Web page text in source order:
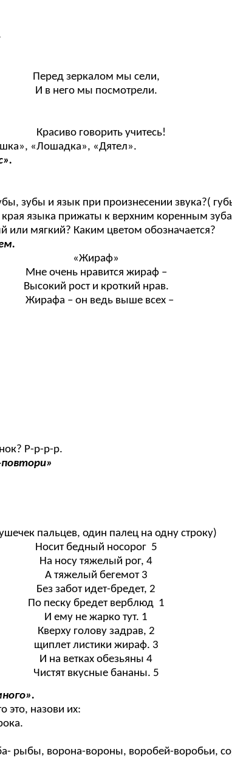
Перед зеркалом мы сели,
И в него мы посмотрели.
Красиво говорить учитесь!
«Лошадка», «Дятел».
зубы и язык при произнесении звука?(
языка прижаты к верхним коренным
или мягкий? Каким цветом обозначается?
«Жираф»
Мне очень нравится жираф –
Высокий рост и кроткий нрав.
Жирафа – он ведь выше всех –
Р-р-р-р.
пальцев, один палец на одну строку)
Носит бедный носорог 5
На носу тяжелый рог, 4
А тяжелый бегемот 3
Без забот идет-бредет, 2
По песку бредет верблюд 1
И ему не жарко тут. 1
Кверху голову задрав, 2
щиплет листики жираф. 3
И на ветках обезьяны 4
Чистят вкусные бананы. 5
это, назови их:
рыбы, ворона-вороны, воробей-воробьи,